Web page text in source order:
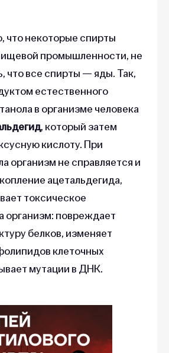
что некоторые спирты
промышленности, не
что все спирты — яды. Так,
естественного
в организме человека
, который затем
кислоту. При
организм не справляется и
ацетальдегида,
токсическое
организм: повреждает
белков, изменяет
клеточных
мутации в ДНК.